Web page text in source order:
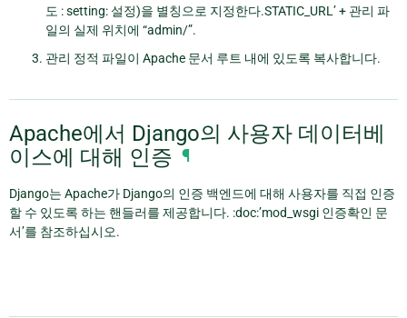
도 : setting: 설정)을 별칭으로 지정한다.STATIC_URL’ + 관리 파
일의 실제 위치에 “admin/”.
관리 정적 파일이 Apache 문서 루트 내에 있도록 복사합니다.
Apache에서 Django의 사용자 데이터베
이스에 대해 인증 ¶
Django는 Apache가 Django의 인증 백엔드에 대해 사용자를 직접 인증
할 수 있도록 하는 핸들러를 제공합니다. :doc:’mod_wsgi 인증확인 문
서’를 참조하십시오.